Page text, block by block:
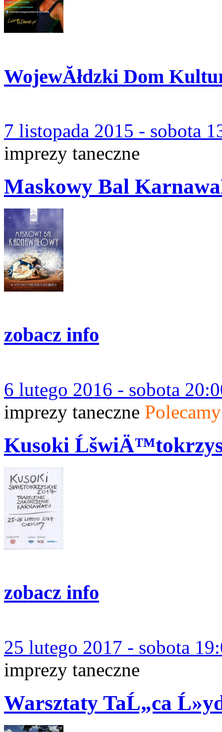
WojewĂłdzki Dom
7 listopada 2015 - sobota
imprezy taneczne
Maskowy Bal
zobacz info
6 lutego 2016 - sobota
imprezy taneczne Polecamy
Kusoki
zobacz info
25 lutego 2017 - sobota
imprezy taneczne
Warsztaty TaĹ„ca